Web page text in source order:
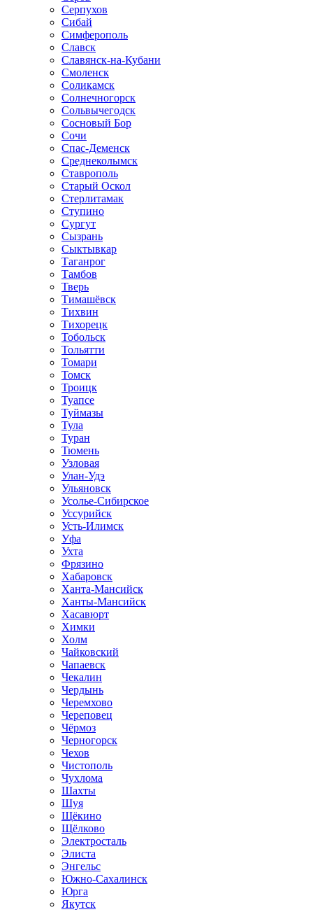
Серпухов
Сибай
Симферополь
Славск
Славянск-на-Кубани
Смоленск
Соликамск
Солнечногорск
Сольвычегодск
Сосновый Бор
Сочи
Спас-Деменск
Среднеколымск
Ставрополь
Старый Оскол
Стерлитамак
Ступино
Сургут
Сызрань
Сыктывкар
Таганрог
Тамбов
Тверь
Тимашёвск
Тихвин
Тихорецк
Тобольск
Тольятти
Томари
Томск
Троицк
Туапсе
Туймазы
Тула
Туран
Тюмень
Узловая
Улан-Удэ
Ульяновск
Усолье-Сибирское
Уссурийск
Усть-Илимск
Уфа
Ухта
Фрязино
Хабаровск
Ханта-Мансийск
Ханты-Мансийск
Хасавюрт
Химки
Холм
Чайковский
Чапаевск
Чекалин
Чердынь
Черемхово
Череповец
Чёрмоз
Черногорск
Чехов
Чистополь
Чухлома
Шахты
Шуя
Щёкино
Щёлково
Электросталь
Элиста
Энгельс
Южно-Сахалинск
Юрга
Якутск